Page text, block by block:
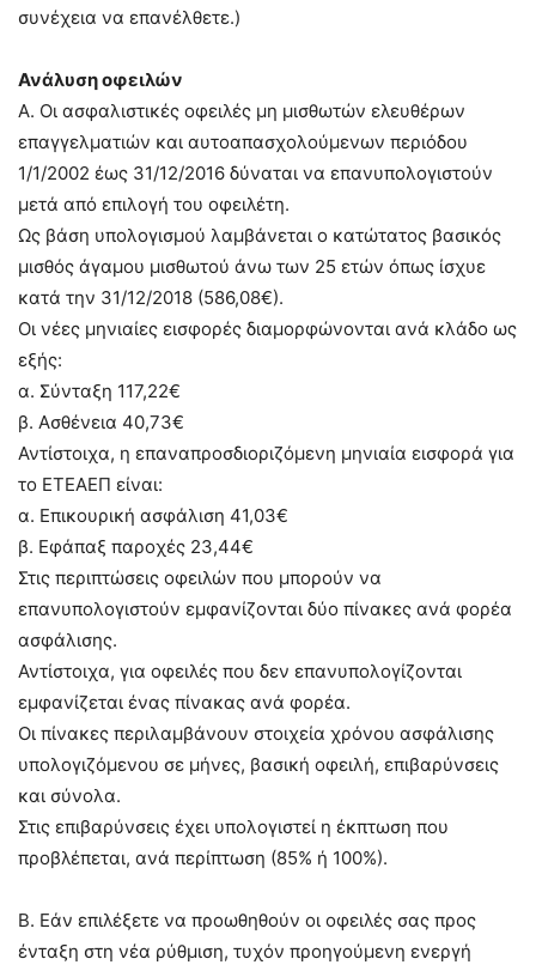
συνέχεια να επανέλθετε.)
Ανάλυση οφειλών
Α. Οι ασφαλιστικές οφειλές μη μισθωτών ελευθέρων
επαγγελματιών και αυτοαπασχολούμενων περιόδου
1/1/2002 έως 31/12/2016 δύναται να επανυπολογιστούν
μετά από επιλογή του οφειλέτη.
Ως βάση υπολογισμού λαμβάνεται ο κατώτατος βασικός
μισθός άγαμου μισθωτού άνω των 25 ετών όπως ίσχυε
κατά την 31/12/2018 (586,08€).
Οι νέες μηνιαίες εισφορές διαμορφώνονται ανά κλάδο ως
εξής:
α. Σύνταξη 117,22€
β. Ασθένεια 40,73€
Αντίστοιχα, η επαναπροσδιοριζόμενη μηνιαία εισφορά για
το ΕΤΕΑEΠ είναι:
α. Επικουρική ασφάλιση 41,03€
β. Εφάπαξ παροχές 23,44€
Στις περιπτώσεις οφειλών που μπορούν να
επανυπολογιστούν εμφανίζονται δύο πίνακες ανά φορέα
ασφάλισης.
Αντίστοιχα, για οφειλές που δεν επανυπολογίζονται
εμφανίζεται ένας πίνακας ανά φορέα.
Οι πίνακες περιλαμβάνουν στοιχεία χρόνου ασφάλισης
υπολογιζόμενου σε μήνες, βασική οφειλή, επιβαρύνσεις
και σύνολα.
Στις επιβαρύνσεις έχει υπολογιστεί η έκπτωση που
προβλέπεται, ανά περίπτωση (85% ή 100%).
Β. Εάν επιλέξετε να προωθηθούν οι οφειλές σας προς
ένταξη στη νέα ρύθμιση, τυχόν προηγούμενη ενεργή